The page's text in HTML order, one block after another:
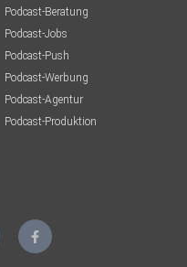
Podcast-Beratung
Podcast-Jobs
Podcast-Push
Podcast-Werbung
Podcast-Agentur
Podcast-Produktion